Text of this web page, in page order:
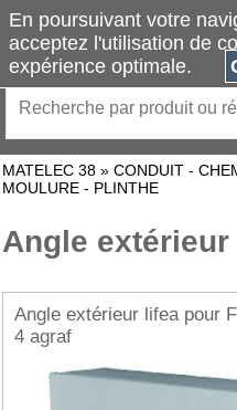
MATELEC 38 » CONDUIT -
MOULURE - PLINTHE
Angle
Angle extérieur lifea pour
4 agraf
En poursuivant votre
acceptez l'utilisation de
expérience optimale.